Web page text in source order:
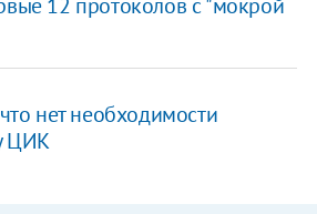
нет необходимости
ЦИК